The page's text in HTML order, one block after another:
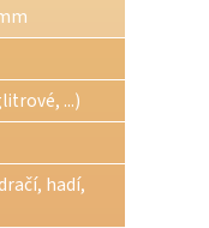
...)
hadí,